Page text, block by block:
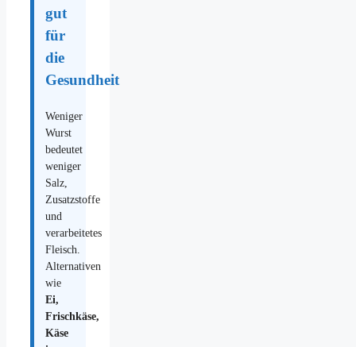
gut
für
die
Gesundheit
Weniger
Wurst
bedeutet
weniger
Salz,
Zusatzstoffe
und
verarbeitetes
Fleisch.
Alternativen
wie
Ei,
Frischkäse,
Käse